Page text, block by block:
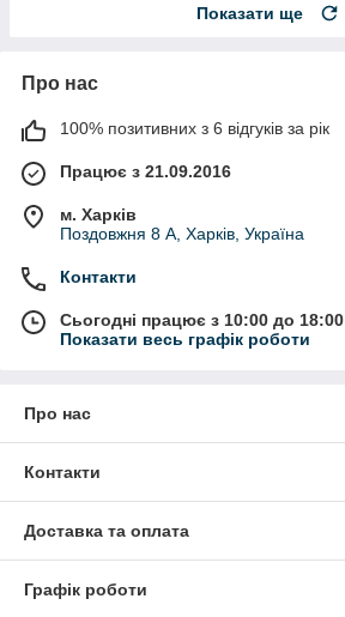
Показати ще
Про нас
100% позитивних з 6 відгуків за рік
Працює з 21.09.2016
м. Харків
Поздовжня 8 А, Харків, Україна
Контакти
Сьогодні працює з 10:00 до 18:00
Показати весь графік роботи
Про нас
Контакти
Доставка та оплата
Графік роботи